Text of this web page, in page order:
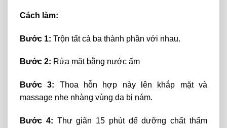
Cách làm:
Bước 1: Trộn tất cả ba thành phần với nhau.
Bước 2: Rửa mặt bằng nước ấm
Bước 3: Thoa hỗn hợp này lên khắp mặt và
massage nhẹ nhàng vùng da bị nám.
Bước 4: Thư giãn 15 phút để dưỡng chất thẩm